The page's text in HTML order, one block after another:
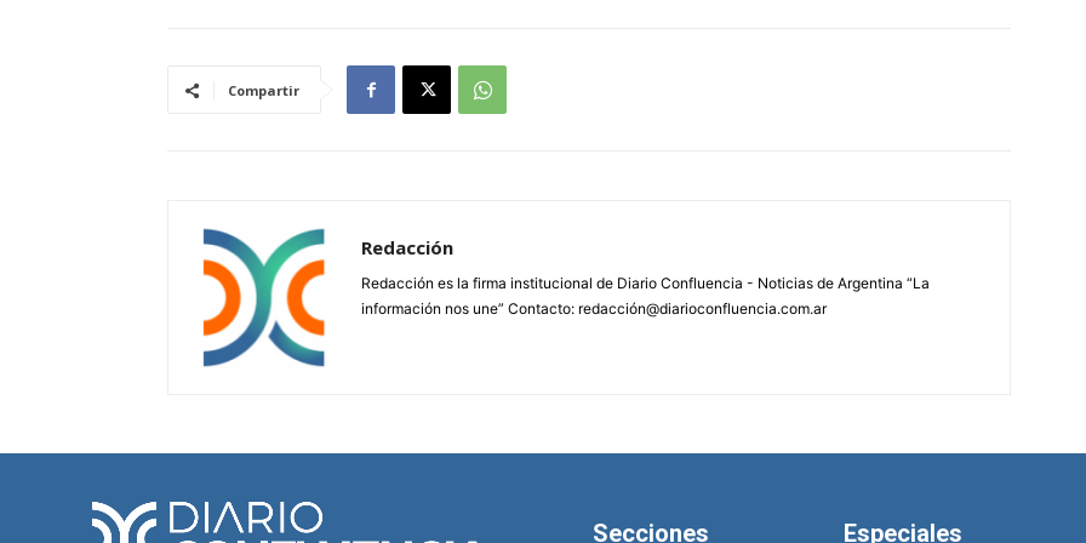
Compartir
Redacción
Redacción es la firma institucional de Diario Confluencia - Noticias de Argentina “La
información nos une” Contacto: redacción@diarioconfluencia.com.ar
Secciones Especiales